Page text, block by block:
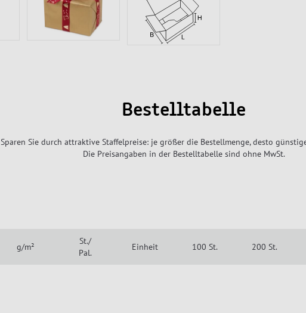
Bestelltabelle
Sparen Sie durch attraktive Staffelpreise: je größer die Bestellmenge, desto
Die Preisangaben in der Bestelltabelle sind ohne MwSt.
g/m²
St./
Pal.
Einheit 100 St. 200 St.